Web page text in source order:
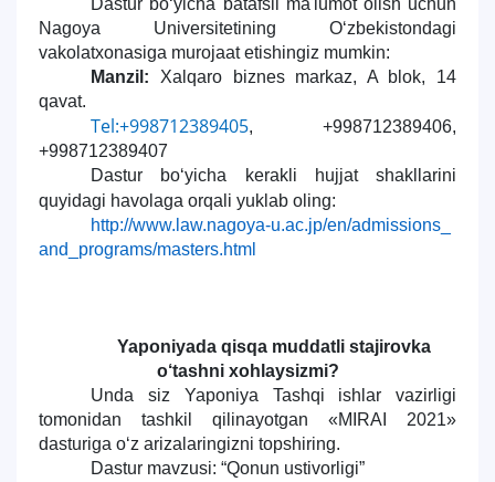
Dastur bo‘yicha batafsil ma'lumot olish uchun
Nagoya Universitetining O‘zbekistondagi
vakolatxonasiga murojaat etishingiz mumkin:
Manzil: Xalqaro biznes markaz, A blok, 14
qavat.
Tel:+998712389405, +998712389406,
+998712389407
Dastur bo‘yicha kerakli hujjat shakllarini
quyidagi havolaga orqali yuklab oling:
http://www.law.nagoya-u.ac.jp/en/admissions_
and_programs/masters.html
Yaponiyada qisqa muddatli stajirovka
o‘tashni xohlaysizmi?
Unda siz Yaponiya Tashqi ishlar vazirligi
tomonidan tashkil qilinayotgan «MIRAI 2021»
dasturiga o‘z arizalaringizni topshiring.
Dastur mavzusi: “Qonun ustivorligi”